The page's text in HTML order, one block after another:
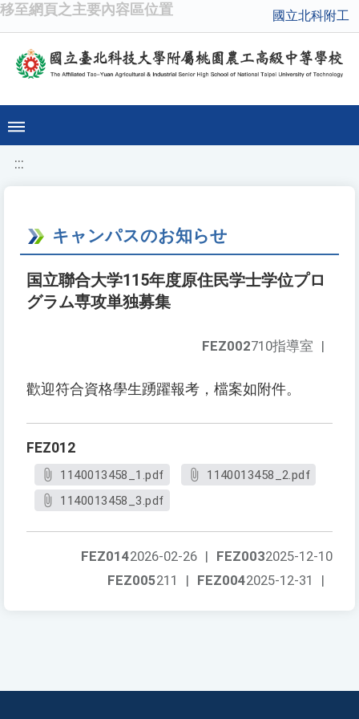
移至網頁之主要內容區位置 國立北科附工
:::
キャンパスのお知らせ
国立聯合大学115年度原住民学士学位プロ
グラム専攻単独募集
FEZ002710指導室 |
歡迎符合資格學生踴躍報考，檔案如附件。
FEZ012
1140013458_1.pdf
1140013458_2.pdf
1140013458_3.pdf
FEZ0032025-12-10
FEZ0142026-02-26 |
FEZ0042025-12-31 |
FEZ005211 |